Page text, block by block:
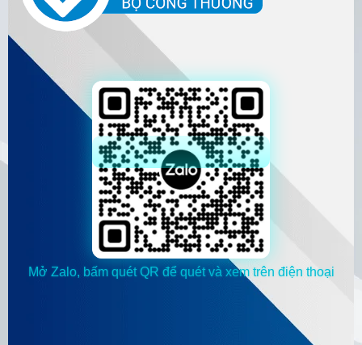
Mở Zalo, bấm quét QR để quét và xem trên điện thoại